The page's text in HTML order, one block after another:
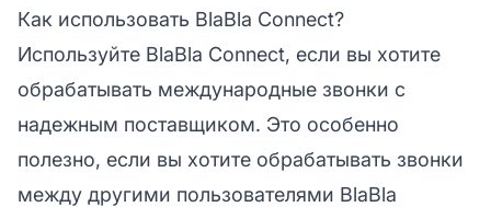
Как использовать BlaBla Connect?
Используйте BlaBla Connect, если вы хотите
обрабатывать международные звонки с
надежным поставщиком. Это особенно
полезно, если вы хотите обрабатывать звонки
между другими пользователями BlaBla